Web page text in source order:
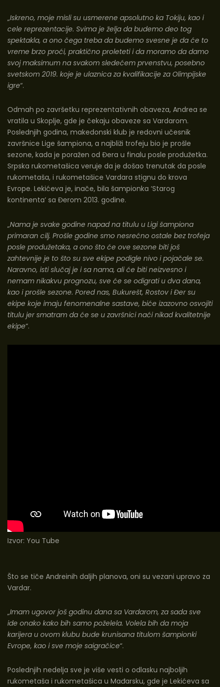
„Iskreno, moje misli su usmerene apsolutno ka Tokiju, kao i
cele reprezentacije. Svima je želja da budemo deo tog
spektakla, a ono čega treba da budemo svesne je da će to
vreme brzo proći, praktično proleteti i da moramo da damo
svoj maksimum na svakom sledećem prvenstvu, posebno
svetskom 2019. koje je ulaznica za kvalifikacije za Olimpijske
igre“.
Odmah po završetku reprezentativnih obaveza, Andrea se
vratila u Skoplje, gde je čekaju obaveze sa Vardarom.
Poslednjih godina, makedonski klub je redovni učesnik
završnice Lige šampiona, a najbliži trofeju bio je prošle
sezone, kada je poražen od Đera u finalu posle produžetka.
Srpska rukometašica veruje da je došao trenutak da posle
rukometaša, i rukometašice Vardara stignu do krova
Evrope. Lekićeva je, inače, bila šampionka ‘Starog
kontinenta’ sa Đerom 2013. godine.
„Nama je svake godine napad na titulu u Ligi šampiona
primaran cilj. Prošle godine smo nesrećno ostale bez trofeja
posle produžetaka, a ono što će ove sezone biti još
zahtevnije je to što su sve ekipe podigle nivo i pojačale se.
Naravno, isti slučaj je i sa nama, ali će biti neizvesno i
nemam nikakvu prognozu, sve će se odigrati u dva dana,
kao i prošle sezone. Pored nas, Bukurešt, Rostov i Đer su
ekipe koje imaju fenomenalne sastave, biće izazovno osvojiti
titulu jer smatram da će se u završnici naći nikad kvalitetnije
ekipe“.
Izvor: You Tube
Što se tiče Andreinih daljih planova, oni su vezani upravo za
Vardar.
„Imam ugovor još godinu dana sa Vardarom, za sada sve
ide onako kako bih samo poželela. Volela bih da moja
karijera u ovom klubu bude krunisana titulom šampionki
Evrope, kao i sve moje saigračice“.
Poslednjih nedelja sve je više vesti o odlasku najboljih
rukometaša i rukometašica u Mađarsku, gde je Lekićeva sa